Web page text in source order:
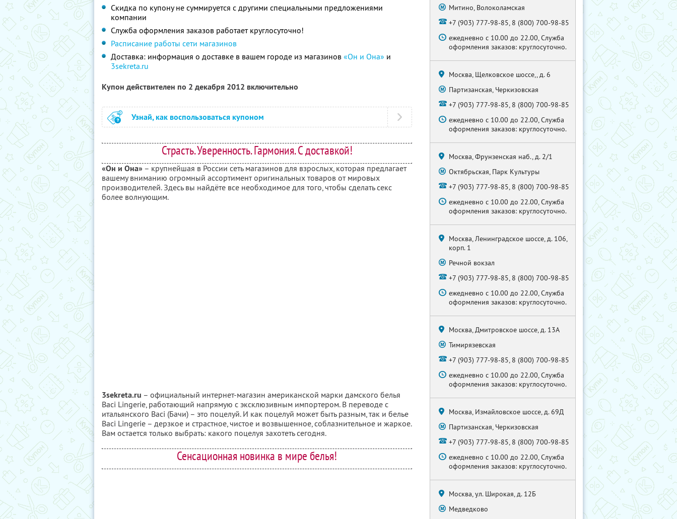
Скидка по купону не суммируется с другими специальными предложениями
компании
Служба оформления заказов работает круглосуточно!
Расписание работы сети магазинов
Доставка: информация о доставке в вашем городе из магазинов «Он и Она» и
3sekreta.ru
Купон действителен по 2 декабря 2012 включительно
Узнай, как воспользоваться купоном
Страсть. Уверенность. Гармония. С доставкой!
«Он и Она» – крупнейшая в России сеть магазинов для взрослых, которая предлагает
вашему вниманию огромный ассортимент оригинальных товаров от мировых
производителей. Здесь вы найдёте все необходимое для того, чтобы сделать секс
более волнующим.
3sekreta.ru – официальный интернет-магазин американской марки дамского белья
Baci Lingerie, работающий напрямую с эксклюзивным импортером. В переводе с
итальянского Baci (Бачи) – это поцелуй. И как поцелуй может быть разным, так и белье
Baci Lingerie – дерзкое и страстное, чистое и возвышенное, соблазнительное и жаркое.
Вам остается только выбрать: какого поцелуя захотеть сегодня.
Сенсационная новинка в мире белья!
Митино, Волоколамская
+7 (903) 777-98-85, 8 (800) 700-98-85
ежедневно с 10.00 до 22.00, Служба
оформления заказов: круглосуточно.
Москва, Щелковское шоссе,, д. 6
Партизанская, Черкизовская
+7 (903) 777-98-85, 8 (800) 700-98-85
ежедневно с 10.00 до 22.00, Служба
оформления заказов: круглосуточно.
Москва, Фрунзенская наб., д. 2/1
Октябрьская, Парк Культуры
+7 (903) 777-98-85, 8 (800) 700-98-85
ежедневно с 10.00 до 22.00, Служба
оформления заказов: круглосуточно.
Москва, Ленинградское шоссе, д. 106,
корп. 1
Речной вокзал
+7 (903) 777-98-85, 8 (800) 700-98-85
ежедневно с 10.00 до 22.00, Служба
оформления заказов: круглосуточно.
Москва, Дмитровское шоссе, д. 13А
Тимирязевская
+7 (903) 777-98-85, 8 (800) 700-98-85
ежедневно с 10.00 до 22.00, Служба
оформления заказов: круглосуточно.
Москва, Измайловское шоссе, д. 69Д
Партизанская, Черкизовская
+7 (903) 777-98-85, 8 (800) 700-98-85
ежедневно с 10.00 до 22.00, Служба
оформления заказов: круглосуточно.
Москва, ул. Широкая, д. 12Б
Медведково